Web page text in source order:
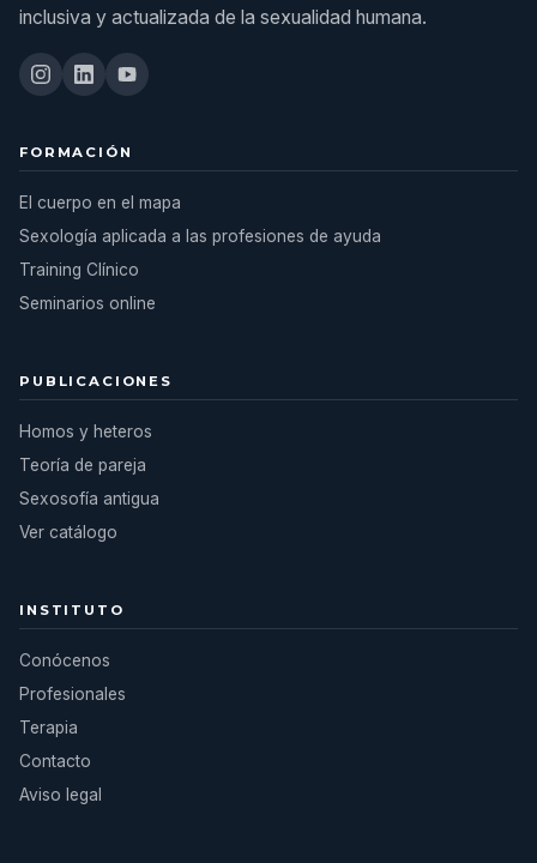
inclusiva y actualizada de la sexualidad humana.
FORMACIÓN
El cuerpo en el mapa
Sexología aplicada a las profesiones de ayuda
Training Clínico
Seminarios online
PUBLICACIONES
Homos y heteros
Teoría de pareja
Sexosofía antigua
Ver catálogo
INSTITUTO
Conócenos
Profesionales
Terapia
Contacto
Aviso legal